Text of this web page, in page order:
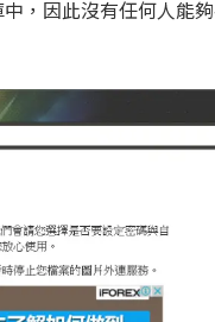
，因此沒有任何人能